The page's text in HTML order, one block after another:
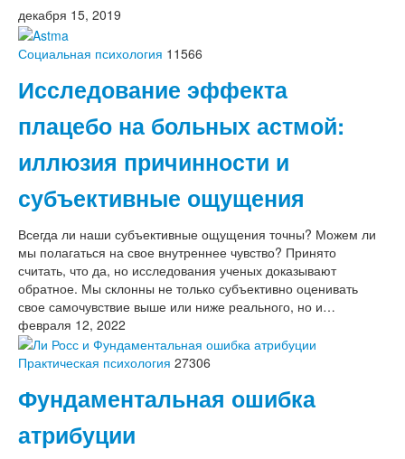
декабря 15, 2019
Социальная психология 11566
Исследование эффекта
плацебо на больных астмой:
иллюзия причинности и
субъективные ощущения
Всегда ли наши субъективные ощущения точны? Можем ли
мы полагаться на свое внутреннее чувство? Принято
считать, что да, но исследования ученых доказывают
обратное. Мы склонны не только субъективно оценивать
свое самочувствие выше или ниже реального, но и…
февраля 12, 2022
Практическая психология 27306
Фундаментальная ошибка
атрибуции